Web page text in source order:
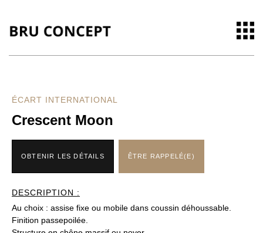
ÉCART INTERNATIONAL
Crescent Moon
OBTENIR LES DÉTAILS ÊTRE RAPPELÉ(E)
DESCRIPTION :
Au choix : assise fixe ou mobile dans coussin déhoussable.
Finition passepoilée.